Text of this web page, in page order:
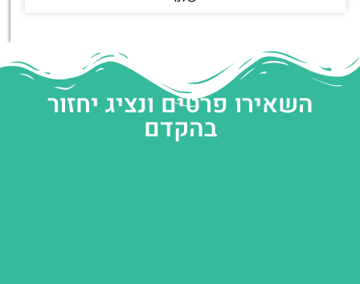
השאירו פרטים ונציג יחזור
בהקדם